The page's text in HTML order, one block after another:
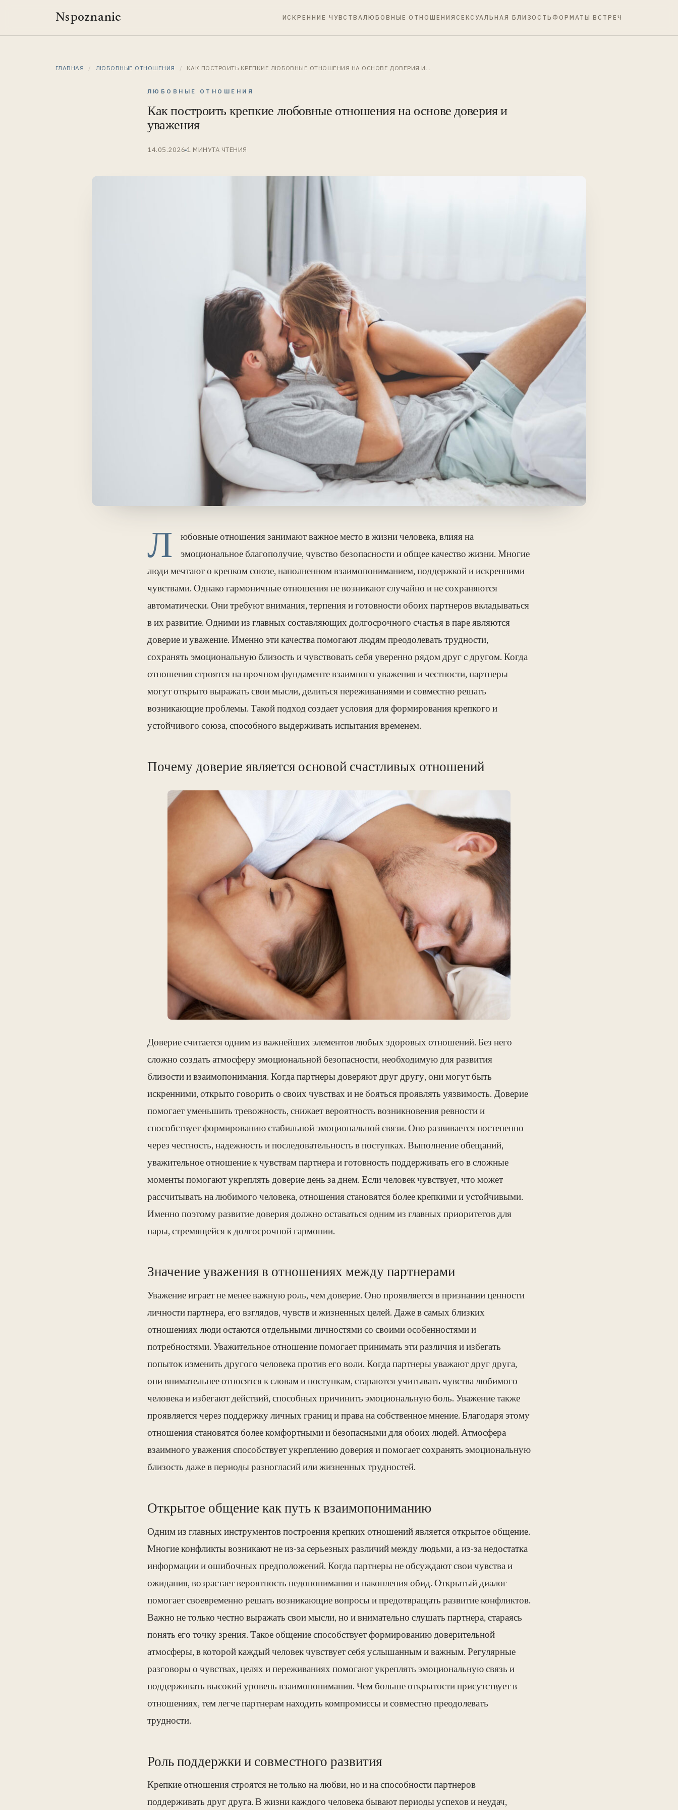
Nspoznanie ИСКРЕННИЕ ЧУВСТВАЛЮБОВНЫЕ ОТНОШЕНИЯ СЕКСУАЛЬНАЯ БЛИЗОСТЬФОРМАТЫ ВСТРЕЧ
ГЛАВНАЯ / ЛЮБОВНЫЕ ОТНОШЕНИЯ / КАК ПОСТРОИТЬ КРЕПКИЕ ЛЮБОВНЫЕ ОТНОШЕНИЯ НА ОСНОВЕ ДОВЕРИЯ И…
ЛЮБОВНЫЕ ОТНОШЕНИЯ
Как построить крепкие любовные отношения на основе доверия и
уважения
14.05.2026 1 МИНУТА ЧТЕНИЯ
Л
юбовные отношения занимают важное место в жизни человека, влияя на
эмоциональное благополучие, чувство безопасности и общее качество жизни. Многие
люди мечтают о крепком союзе, наполненном взаимопониманием, поддержкой и искренними
чувствами. Однако гармоничные отношения не возникают случайно и не сохраняются
автоматически. Они требуют внимания, терпения и готовности обоих партнеров вкладываться
в их развитие. Одними из главных составляющих долгосрочного счастья в паре являются
доверие и уважение. Именно эти качества помогают людям преодолевать трудности,
сохранять эмоциональную близость и чувствовать себя уверенно рядом друг с другом. Когда
отношения строятся на прочном фундаменте взаимного уважения и честности, партнеры
могут открыто выражать свои мысли, делиться переживаниями и совместно решать
возникающие проблемы. Такой подход создает условия для формирования крепкого и
устойчивого союза, способного выдерживать испытания временем.
Почему доверие является основой счастливых отношений
Доверие считается одним из важнейших элементов любых здоровых отношений. Без него
сложно создать атмосферу эмоциональной безопасности, необходимую для развития
близости и взаимопонимания. Когда партнеры доверяют друг другу, они могут быть
искренними, открыто говорить о своих чувствах и не бояться проявлять уязвимость. Доверие
помогает уменьшить тревожность, снижает вероятность возникновения ревности и
способствует формированию стабильной эмоциональной связи. Оно развивается постепенно
через честность, надежность и последовательность в поступках. Выполнение обещаний,
уважительное отношение к чувствам партнера и готовность поддерживать его в сложные
моменты помогают укреплять доверие день за днем. Если человек чувствует, что может
рассчитывать на любимого человека, отношения становятся более крепкими и устойчивыми.
Именно поэтому развитие доверия должно оставаться одним из главных приоритетов для
пары, стремящейся к долгосрочной гармонии.
Значение уважения в отношениях между партнерами
Уважение играет не менее важную роль, чем доверие. Оно проявляется в признании ценности
личности партнера, его взглядов, чувств и жизненных целей. Даже в самых близких
отношениях люди остаются отдельными личностями со своими особенностями и
потребностями. Уважительное отношение помогает принимать эти различия и избегать
попыток изменить другого человека против его воли. Когда партнеры уважают друг друга,
они внимательнее относятся к словам и поступкам, стараются учитывать чувства любимого
человека и избегают действий, способных причинить эмоциональную боль. Уважение также
проявляется через поддержку личных границ и права на собственное мнение. Благодаря этому
отношения становятся более комфортными и безопасными для обоих людей. Атмосфера
взаимного уважения способствует укреплению доверия и помогает сохранять эмоциональную
близость даже в периоды разногласий или жизненных трудностей.
Открытое общение как путь к взаимопониманию
Одним из главных инструментов построения крепких отношений является открытое общение.
Многие конфликты возникают не из-за серьезных различий между людьми, а из-за недостатка
информации и ошибочных предположений. Когда партнеры не обсуждают свои чувства и
ожидания, возрастает вероятность недопонимания и накопления обид. Открытый диалог
помогает своевременно решать возникающие вопросы и предотвращать развитие конфликтов.
Важно не только честно выражать свои мысли, но и внимательно слушать партнера, стараясь
понять его точку зрения. Такое общение способствует формированию доверительной
атмосферы, в которой каждый человек чувствует себя услышанным и важным. Регулярные
разговоры о чувствах, целях и переживаниях помогают укреплять эмоциональную связь и
поддерживать высокий уровень взаимопонимания. Чем больше открытости присутствует в
отношениях, тем легче партнерам находить компромиссы и совместно преодолевать
трудности.
Роль поддержки и совместного развития
Крепкие отношения строятся не только на любви, но и на способности партнеров
поддерживать друг друга. В жизни каждого человека бывают периоды успехов и неудач,